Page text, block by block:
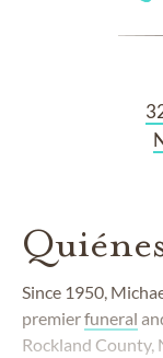
Since 1950,
premierfuneral
Rockland County,